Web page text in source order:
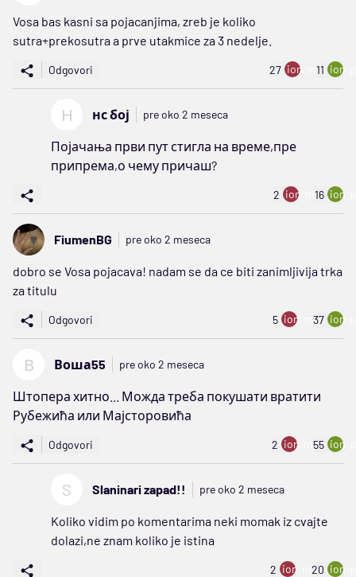
Vosa bas kasni sa pojacanjima, zreb je koliko
sutra+prekosutra a prve utakmice za 3 nedelje.
Odgovori 27 ion:minus
11
Н нс бој pre oko 2 meseca
Појачања први пут стигла на време,пре
припрема,о чему причаш?
2 ion:minus
16
FiumenBG pre oko 2 meseca
dobro se Vosa pojacava! nadam se da ce biti zanimljivija trka
za titulu
Odgovori 5 ion:minus
37
В Воша55 pre oko 2 meseca
Штопера хитно... Можда треба покушати вратити
Рубежића или Мајсторовића
Odgovori 2 ion:minus
55
S Slaninari zapad!! pre oko 2 meseca
Koliko vidim po komentarima neki momak iz cvajte
dolazi,ne znam koliko je istina
2 ion:minus
20